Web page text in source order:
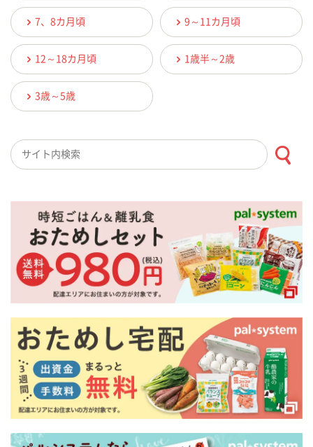
7、8カ月頃 9～11カ月頃
12～18カ月頃 1歳半～2歳
3歳～5歳
検索キーワード入力